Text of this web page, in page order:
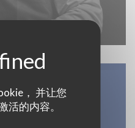
， 并让您
活的内容。
系方式